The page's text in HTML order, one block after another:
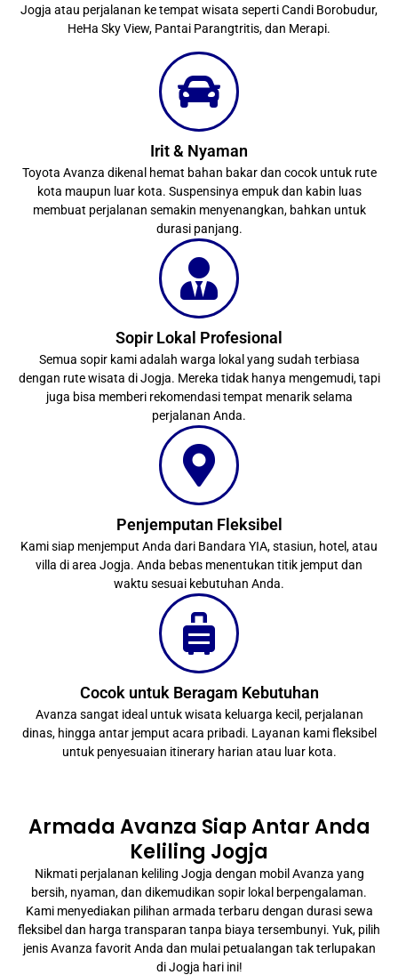
Jogja atau perjalanan ke tempat wisata seperti Candi Borobudur,
HeHa Sky View, Pantai Parangtritis, dan Merapi.
Irit & Nyaman
Toyota Avanza dikenal hemat bahan bakar dan cocok untuk rute
kota maupun luar kota. Suspensinya empuk dan kabin luas
membuat perjalanan semakin menyenangkan, bahkan untuk
durasi panjang.
Sopir Lokal Profesional
Semua sopir kami adalah warga lokal yang sudah terbiasa
dengan rute wisata di Jogja. Mereka tidak hanya mengemudi, tapi
juga bisa memberi rekomendasi tempat menarik selama
perjalanan Anda.
Penjemputan Fleksibel
Kami siap menjemput Anda dari Bandara YIA, stasiun, hotel, atau
villa di area Jogja. Anda bebas menentukan titik jemput dan
waktu sesuai kebutuhan Anda.
Cocok untuk Beragam Kebutuhan
Avanza sangat ideal untuk wisata keluarga kecil, perjalanan
dinas, hingga antar jemput acara pribadi. Layanan kami fleksibel
untuk penyesuaian itinerary harian atau luar kota.
Armada Avanza Siap Antar Anda
Keliling Jogja
Nikmati perjalanan keliling Jogja dengan mobil Avanza yang
bersih, nyaman, dan dikemudikan sopir lokal berpengalaman.
Kami menyediakan pilihan armada terbaru dengan durasi sewa
fleksibel dan harga transparan tanpa biaya tersembunyi. Yuk, pilih
jenis Avanza favorit Anda dan mulai petualangan tak terlupakan
di Jogja hari ini!